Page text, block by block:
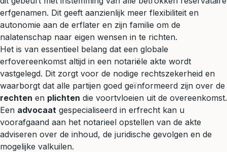
erfgenamen. Dit geeft aanzienlijk meer flexibiliteit en
autonomie aan de erflater en zijn familie om de
nalatenschap naar eigen wensen in te richten.
Het is van essentieel belang dat een globale
erfovereenkomst altijd in een notariële akte wordt
vastgelegd. Dit zorgt voor de nodige rechtszekerheid en
waarborgt dat alle partijen goed geïnformeerd zijn over de
rechten en plichten die voortvloeien uit de overeenkomst.
Een advocaat gespecialiseerd in erfrecht kan u
voorafgaand aan het notarieel opstellen van de akte
adviseren over de inhoud, de juridische gevolgen en de
mogelijke valkuilen.